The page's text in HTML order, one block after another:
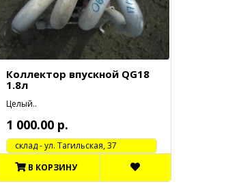
Коллектор впускной QG18
1.8л
Целый..
1 000.00 р.
cклад - ул. Тагильская, 37
В КОРЗИНУ